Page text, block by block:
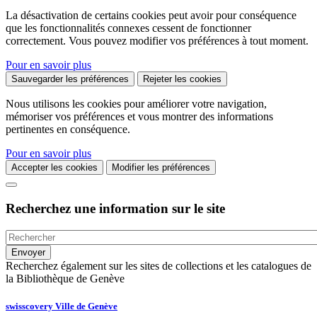
La désactivation de certains cookies peut avoir pour conséquence
que les fonctionnalités connexes cessent de fonctionner
correctement. Vous pouvez modifier vos préférences à tout moment.
Pour en savoir plus
Sauvegarder les préférences Rejeter les cookies
Nous utilisons les cookies pour améliorer votre navigation,
mémoriser vos préférences et vous montrer des informations
pertinentes en conséquence.
Pour en savoir plus
Accepter les cookies Modifier les préférences
Recherchez une information sur le site
Recherchez également sur les sites de collections et les catalogues de
la Bibliothèque de Genève
swisscovery Ville de Genève